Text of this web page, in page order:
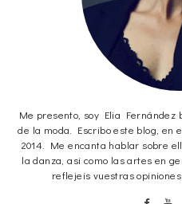
Me presento, soy Elia Fernández
de la moda. Escribo este blog, en
2014. Me encanta hablar sobre
la danza, asi como las artes en
reflejeis vuestras